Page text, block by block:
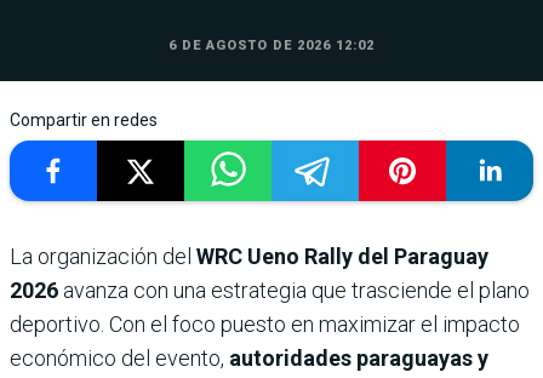
6 DE AGOSTO DE 2026 12:02
Compartir en redes
La organización del WRC Ueno Rally del Paraguay
2026 avanza con una estrategia que trasciende el plano
deportivo. Con el foco puesto en maximizar el impacto
económico del evento, autoridades paraguayas y